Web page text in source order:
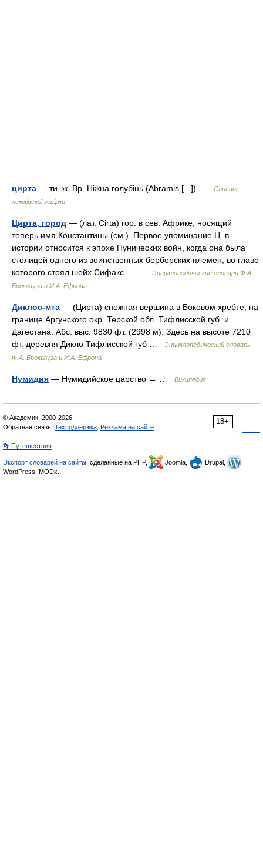
цирта — ти, ж. Вр. Ніжна голубінь (Abramis [...]) …
Словник
лемківскої говірки
Цирта, город — (лат. Cirta) гор. в сев. Африке, носящий
теперь имя Константины (см.). Первое упоминание Ц. в
истории относится к эпохе Пунических войн, когда она была
столицей одного из воинственных берберских племен, во главе
которого стоял шейх Сифакс.… …
Энциклопедический словарь Ф.А.
Брокгауза и И.А. Ефрона
Диклос-мта — (Цирта) снежная вершина в Боковом хребте, на
границе Аргунского окр. Терской обл. Тифлисской губ. и
Дагестана. Абс. выс. 9830 фт. (2998 м). Здесь на высоте 7210
фт. деревня Дикло Тифлисской губ …
Энциклопедический словарь
Ф.А. Брокгауза и И.А. Ефрона
Нумидия — Нумидийское царство ← … Википедия
18+
© Академик, 2000-2026
Обратная связь: Техподдержка Реклама на сайте
👣 Путешествия
Экспорт словарей на сайты , сделанные на PHP, Joomla,
Drupal,
WordPress, MODx.